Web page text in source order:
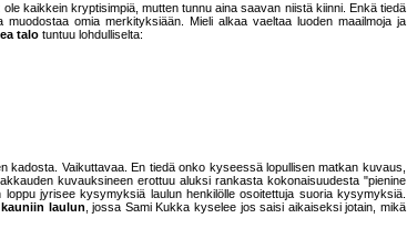
kaikkein kryptisimpiä, mutten tunnu aina saavan niistä kiinni. Enkä tiedä
omia merkityksiään. Mieli alkaa vaeltaa luoden maailmoja ja
talo tuntuu lohdulliselta:
kadosta. Vaikuttavaa. En tiedä onko kyseessä lopullisen matkan kuvaus,
kuvauksineen erottuu aluksi rankasta kokonaisuudesta "pienine
loppu jyrisee kysymyksiä laulun henkilölle osoitettuja suoria kysymyksiä.
kauniin laulun, jossa Sami Kukka kyselee jos saisi aikaiseksi jotain, mikä